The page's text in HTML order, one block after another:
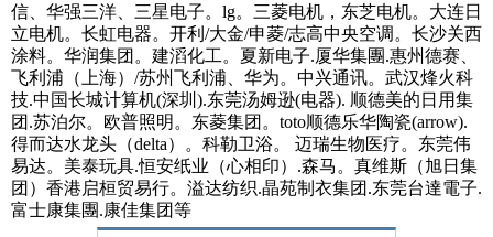
信、华强三洋、三星电子。lg。三菱电机，东芝电机。大连日
立电机。长虹电器。开利/大金/申菱/志高中央空调。长沙关西
涂料。华润集团。建滔化工。夏新电子.厦华集團.惠州德赛、
飞利浦（上海）/苏州飞利浦、华为。中兴通讯。武汉烽火科
技.中国长城计算机(深圳).东莞汤姆逊(电器). 顺德美的日用集
团.苏泊尔。欧普照明。东菱集团。toto顺德乐华陶瓷(arrow).
得而达水龙头（delta）。科勒卫浴。 迈瑞生物医疗。东莞伟
易达。美泰玩具.恒安纸业（心相印）.森马。真维斯（旭日集
团）香港启桓贸易行。溢达纺织.晶苑制衣集团.东莞台達電子.
富士康集團.康佳集团等